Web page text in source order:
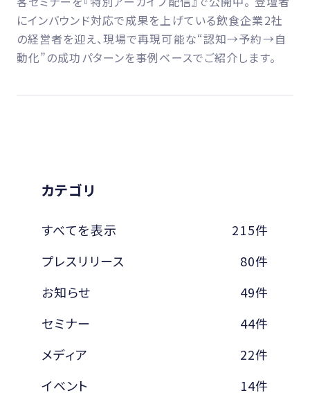
にインバウンド対応で成果を上げている飲食企業2社
の経営者を迎え、現場で再現可能な“認知→予約→自
動化”の成功パターンを事例ベースでご紹介します。
カテゴリ
すべてを表示
215件
プレスリリース
80件
お知らせ
49件
セミナー
44件
メディア
22件
イベント
14件